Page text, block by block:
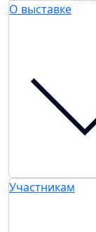
О выставке
Участникам